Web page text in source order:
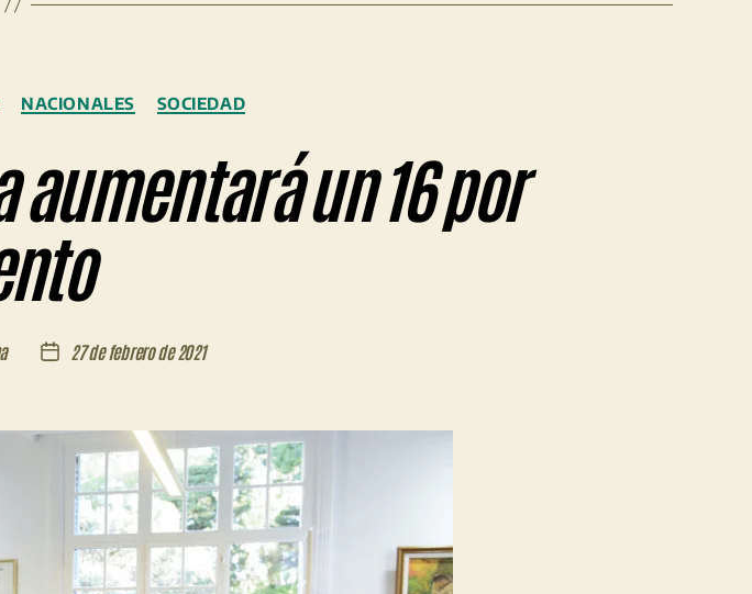
Categorías
NACIONALES SOCIEDAD
un 16 por
Fecha
entrada
27 de febrero de 2021